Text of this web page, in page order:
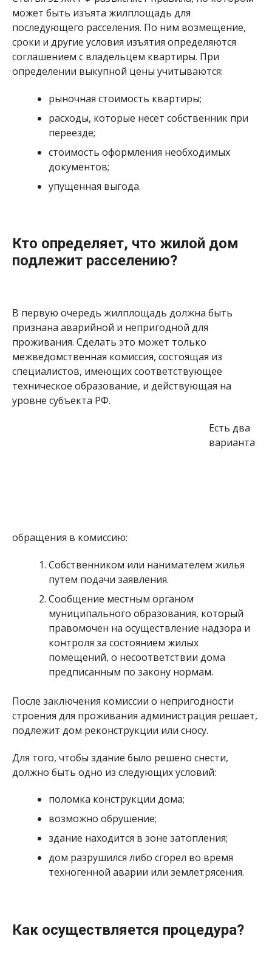
может быть изъята жилплощадь для
последующего расселения. По ним возмещение,
сроки и другие условия изъятия определяются
соглашением с владельцем квартиры. При
определении выкупной цены учитываются:
рыночная стоимость квартиры;
расходы, которые несет собственник при
переезде;
стоимость оформления необходимых
документов;
упущенная выгода.
Кто определяет, что жилой дом
подлежит расселению?
В первую очередь жилплощадь должна быть
признана аварийной и непригодной для
проживания. Сделать это может только
межведомственная комиссия, состоящая из
специалистов, имеющих соответствующее
техническое образование, и действующая на
уровне субъекта РФ.
Есть два
варианта
обращения в комиссию:
Собственником или нанимателем жилья
путем подачи заявления.
Сообщение местным органом
муниципального образования, который
правомочен на осуществление надзора и
контроля за состоянием жилых
помещений, о несоответствии дома
предписанным по закону нормам.
После заключения комиссии о непригодности
строения для проживания администрация решает,
подлежит дом реконструкции или сносу.
Для того, чтобы здание было решено снести,
должно быть одно из следующих условий:
поломка конструкции дома;
возможно обрушение;
здание находится в зоне затопления;
дом разрушился либо сгорел во время
техногенной аварии или землетрясения.
Как осуществляется процедура?